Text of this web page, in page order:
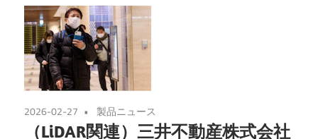
2026-02-27 製品ニュース
（LiDAR関連）三井不動産株式会社